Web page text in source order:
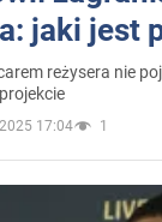
jaki jest
reżysera nie
17:04 1